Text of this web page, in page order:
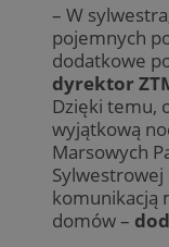
– W
pojemnych
dodatkowe
dyrektor
Dzięki temu,
wyjątkową
Marsowych
Sylwestrowej
komunikacją
domów –